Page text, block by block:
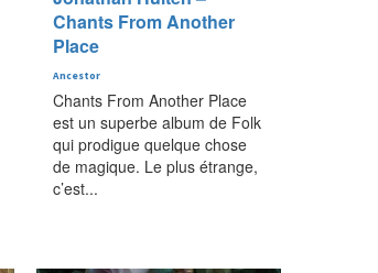
Chants From Another
Place
Ancestor
Chants From Another Place
est un superbe album de Folk
qui prodigue quelque chose
de magique. Le plus étrange,
c’est...